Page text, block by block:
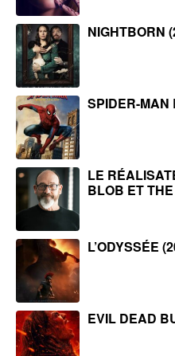
NIGHTBORN
SPIDER-MAN
LE
BLOB ET
L’ODYSSÉE
EVIL DEAD